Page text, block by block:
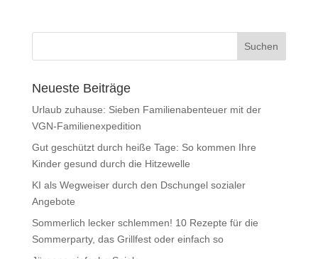
Neueste Beiträge
Urlaub zuhause: Sieben Familienabenteuer mit der
VGN-Familienexpedition
Gut geschützt durch heiße Tage: So kommen Ihre
Kinder gesund durch die Hitzewelle
KI als Wegweiser durch den Dschungel sozialer
Angebote
Sommerlich lecker schlemmen! 10 Rezepte für die
Sommerparty, das Grillfest oder einfach so